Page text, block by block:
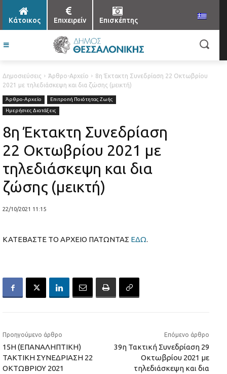
Κάτοικος Επιχειρείν Επισκέπτης
Δημοσιεύσεις Άρθρο-Αρχείο
8η Έκτακτη Συνεδρίαση 22 Οκτωβρίου
2021 με τηλεδιάσκεψη και δια ζώσης (μεικτή)
Άρθρο-Αρχείο
Επιτροπή Ποιότητας Ζωής
Ημερήσιες Διατάξεις
8η Έκτακτη Συνεδρίαση
22 Οκτωβρίου 2021 με
τηλεδιάσκεψη και δια
ζώσης (μεικτή)
22/10/2021 11:15
ΚΑΤΕΒΑΣΤΕ ΤΟ ΑΡΧΕΙΟ ΠΑΤΩΝΤΑΣ ΕΔΩ.
Προηγούμενο άρθρο
15Η (ΕΠΑΝΑΛΗΠΤΙΚΗ)
ΤΑΚΤΙΚΗ ΣΥΝΕΔΡΙΑΣΗ 22
ΟΚΤΩΒΡΙΟΥ 2021
Επόμενο άρθρο
39η Τακτική Συνεδρίαση 29
Οκτωβρίου 2021 με
τηλεδιάσκεψη και δια